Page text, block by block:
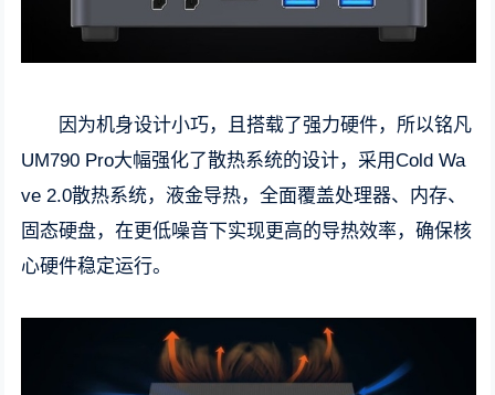
因为机身设计小巧，且搭载了强力硬件，所以铭凡
UM790 Pro大幅强化了散热系统的设计，采用Cold Wa
ve 2.0散热系统，液金导热，全面覆盖处理器、内存、
固态硬盘，在更低噪音下实现更高的导热效率，确保核
心硬件稳定运行。